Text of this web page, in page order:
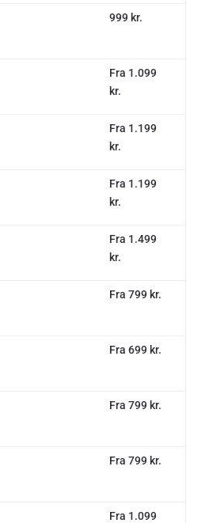
999 kr.
Fra 1.099
kr.
Fra 1.199
kr.
Fra 1.199
kr.
Fra 1.499
kr.
Fra 799 kr.
Fra 699 kr.
Fra 799 kr.
Fra 799 kr.
Fra 1.099